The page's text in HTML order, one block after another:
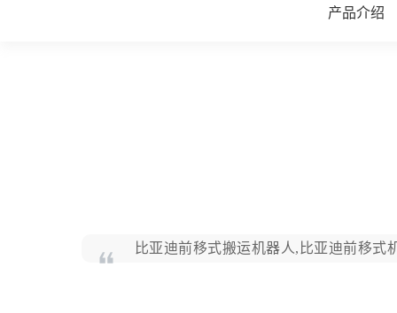
产品介绍
比亚迪前移式搬运机器人,比亚迪前移